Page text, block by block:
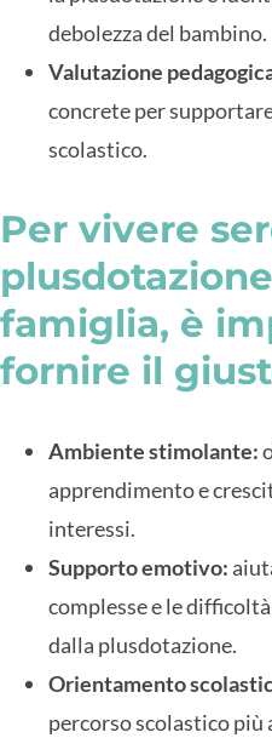
debolezza del bambino.
Valutazione
concrete per
scolastico.
Per vivere
famiglia, è
fornire il
Ambiente stimolante:
apprendimento e
interessi.
Supporto emotivo:
complesse e le
dalla plusdotazione.
Orientamento
percorso scolastico più